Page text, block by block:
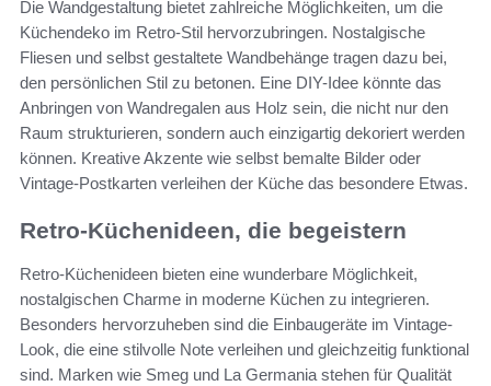
Die Wandgestaltung bietet zahlreiche Möglichkeiten, um die
Küchendeko im Retro-Stil hervorzubringen. Nostalgische
Fliesen und selbst gestaltete Wandbehänge tragen dazu bei,
den persönlichen Stil zu betonen. Eine DIY-Idee könnte das
Anbringen von Wandregalen aus Holz sein, die nicht nur den
Raum strukturieren, sondern auch einzigartig dekoriert werden
können. Kreative Akzente wie selbst bemalte Bilder oder
Vintage-Postkarten verleihen der Küche das besondere Etwas.
Retro-Küchenideen, die begeistern
Retro-Küchenideen bieten eine wunderbare Möglichkeit,
nostalgischen Charme in moderne Küchen zu integrieren.
Besonders hervorzuheben sind die Einbaugeräte im Vintage-
Look, die eine stilvolle Note verleihen und gleichzeitig funktional
sind. Marken wie Smeg und La Germania stehen für Qualität